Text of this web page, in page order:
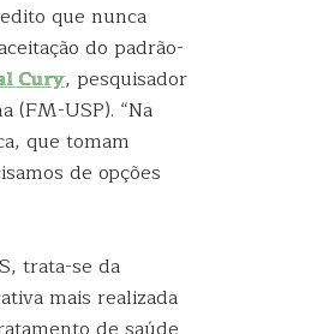
que nunca
do padrão-
Cury, pesquisador
(FM-USP). “Na
que tomam
de opções
trata-se da
mais realizada